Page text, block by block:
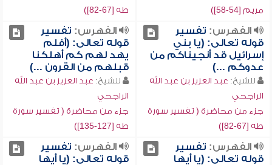
مريم [54-58])
طه [67-82])
الفهرس: تفسير
قوله تعالى: (يا بني
إسرائيل قد أنجيناكم من
عدوكم ...)
للشيخ: عبد العزيز بن عبد الله
الراجحي
جزء من محاضرة ( تفسير سورة
طه [67-82])
الفهرس: تفسير
قوله تعالى: (أفلم
يهد لهم كم أهلكنا
قبلهم من القرون ...)
للشيخ: عبد العزيز بن عبد الله
الراجحي
جزء من محاضرة ( تفسير سورة
طه [127-135])
الفهرس: تفسير
قوله تعالى: (يا أيها
الفهرس: تفسير
قوله تعالى: (يا أيها